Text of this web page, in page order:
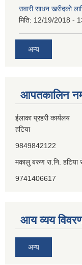
सवारी साधन खरीदकाे
मिति: 12/19/2018 -
अन्य
आपतकालिन
ईलाका प्रहरी कार्यलय
हटिया
9849842122
मकालु बरुण रा.नि. हटिया
9741406617
आय व्यय
अन्य